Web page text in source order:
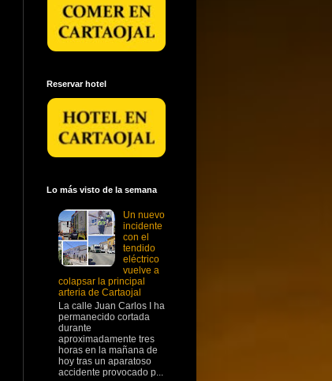
Reservar hotel
Lo más visto de la semana
Un nuevo
incidente
con el
tendido
eléctrico
vuelve a
colapsar la principal
arteria de Cartaojal
La calle Juan Carlos I ha
permanecido cortada
durante
aproximadamente tres
horas en la mañana de
hoy tras un aparatoso
accidente provocado p...